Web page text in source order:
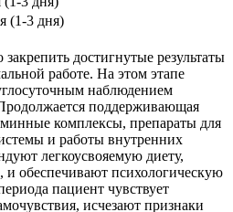
(1-3 дня)
достигнутые результаты
работе. На этом этапе
наблюдением
поддерживающая
комплексы, препараты для
и работы внутренних
легкоусвояемую диету,
обеспечивают психологическую
пациент чувствует
исчезают признаки